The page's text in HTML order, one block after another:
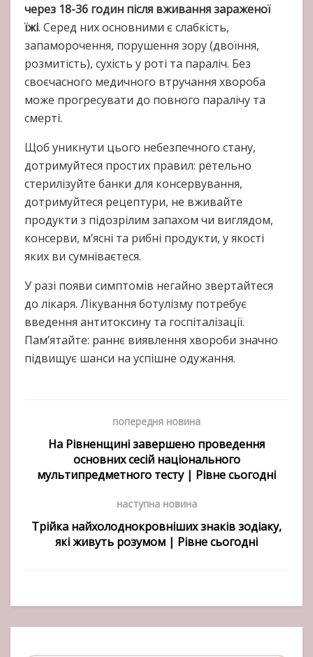
через 18-36 годин після вживання зараженої
їжі. Серед них основними є слабкість,
запаморочення, порушення зору (двоїння,
розмитість), сухість у роті та параліч. Без
своєчасного медичного втручання хвороба
може прогресувати до повного паралічу та
смерті.
Щоб уникнути цього небезпечного стану,
дотримуйтеся простих правил: ретельно
стерилізуйте банки для консервування,
дотримуйтеся рецептури, не вживайте
продукти з підозрілим запахом чи виглядом,
консерви, м’ясні та рибні продукти, у якості
яких ви сумніваєтеся.
У разі появи симптомів негайно звертайтеся
до лікаря. Лікування ботулізму потребує
введення антитоксину та госпіталізації.
Пам’ятайте: раннє виявлення хвороби значно
підвищує шанси на успішне одужання.
попередня новина
На Рівненщині завершено проведення
основних сесій національного
мультипредметного тесту | Рівне сьогодні
наступна новина
Трійка найхолоднокровніших знаків зодіаку,
які живуть розумом | Рівне сьогодні